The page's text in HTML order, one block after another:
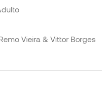
Vieira & Vittor Borges